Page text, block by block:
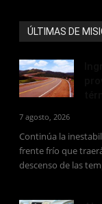
ÚLTIMAS DE
7 agosto, 2026
Continúa la
frente frío que
descenso de las